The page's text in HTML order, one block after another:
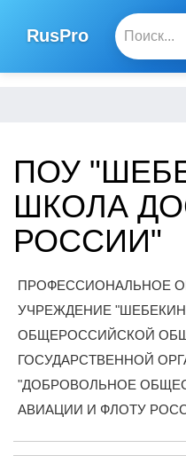
RusPro
ПОУ
ШКОЛА
РОССИИ"
ПРОФЕССИОНАЛЬНОЕ
УЧРЕЖДЕНИЕ
ОБЩЕРОССИЙСКОЙ
ГОСУДАРСТВЕННОЙ
"ДОБРОВОЛЬНОЕ
АВИАЦИИ И ФЛОТУ